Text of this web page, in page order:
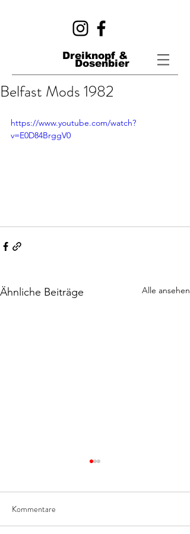
Dreiknopf &
Dosenbier
Belfast Mods 1982
https://www.youtube.com/watch?
v=E0D84BrggV0
Ähnliche Beiträge Alle ansehen
Kommentare